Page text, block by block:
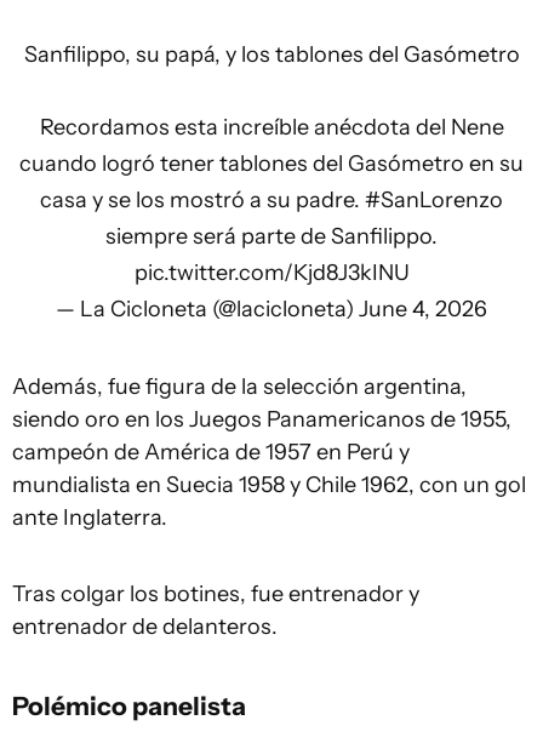
Sanfilippo, su papá, y los tablones del Gasómetro
Recordamos esta increíble anécdota del Nene
cuando logró tener tablones del Gasómetro en su
casa y se los mostró a su padre. #SanLorenzo
siempre será parte de Sanfilippo.
pic.twitter.com/Kjd8J3kINU
— La Cicloneta (@lacicloneta) June 4, 2026
Además, fue figura de la selección argentina,
siendo oro en los Juegos Panamericanos de 1955,
campeón de América de 1957 en Perú y
mundialista en Suecia 1958 y Chile 1962, con un gol
ante Inglaterra.
Tras colgar los botines, fue entrenador y
entrenador de delanteros.
Polémico panelista